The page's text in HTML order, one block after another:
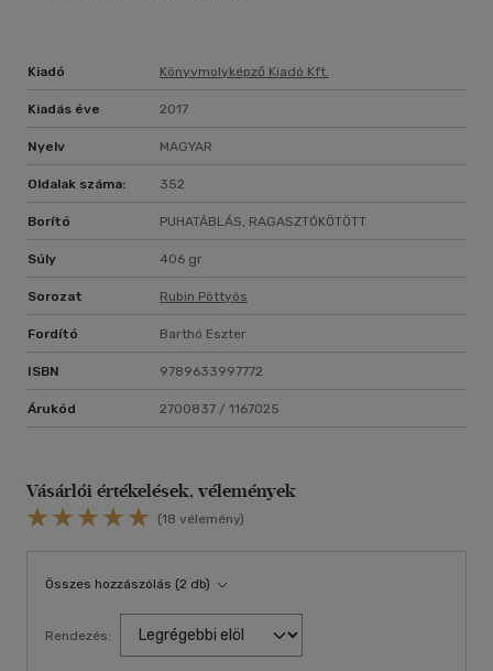
Kiadó Könyvmolyképző Kiadó Kft.
Kiadás éve 2017
Nyelv MAGYAR
Oldalak száma: 352
Borító PUHATÁBLÁS, RAGASZTÓKÖTÖTT
Súly 406 gr
Sorozat Rubin Pöttyös
Fordító Barthó Eszter
ISBN 9789633997772
Árukód 2700837 / 1167025
Vásárlói értékelések, vélemények
(18 vélemény)
Összes hozzászólás (2 db)
Rendezés: